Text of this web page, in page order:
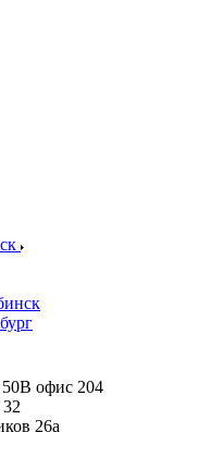
50В офис 204
26а